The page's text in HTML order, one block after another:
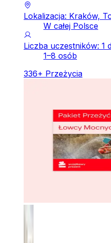
Lokalizacja: Kraków,
W całej Polsce
Liczba uczestników: 1
1–8 osób
336+ Przeżycia